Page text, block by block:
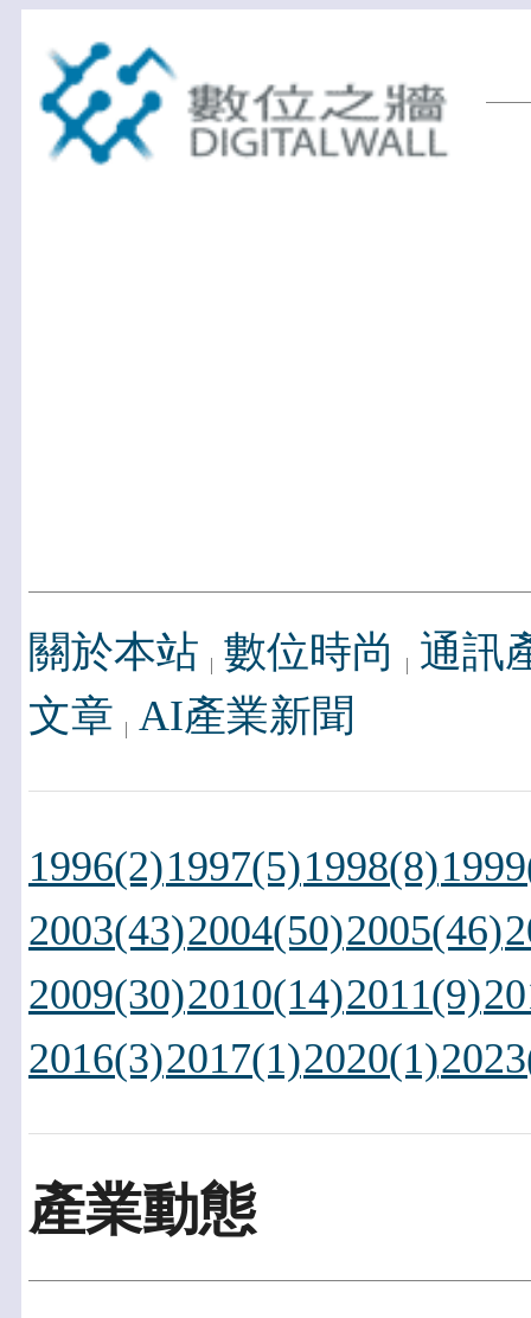
關於本站 數位時尚
通訊
文章 AI產業新聞
1996(2)1997(5)1998(8)
2003(43)2004(50)2005(46)
2009(30)2010(14)2011(9)
2016(3)2017(1)2020(1)
產業動態